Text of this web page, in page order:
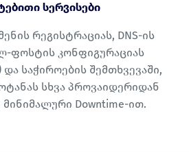
სერვისები
რეგისტრაციას, DNS-ის
ფოსტის კონფიგურაციას
და საჭიროების შემთხვევაში,
სხვა პროვაიდერიდან
მინიმალური Downtime-ით.